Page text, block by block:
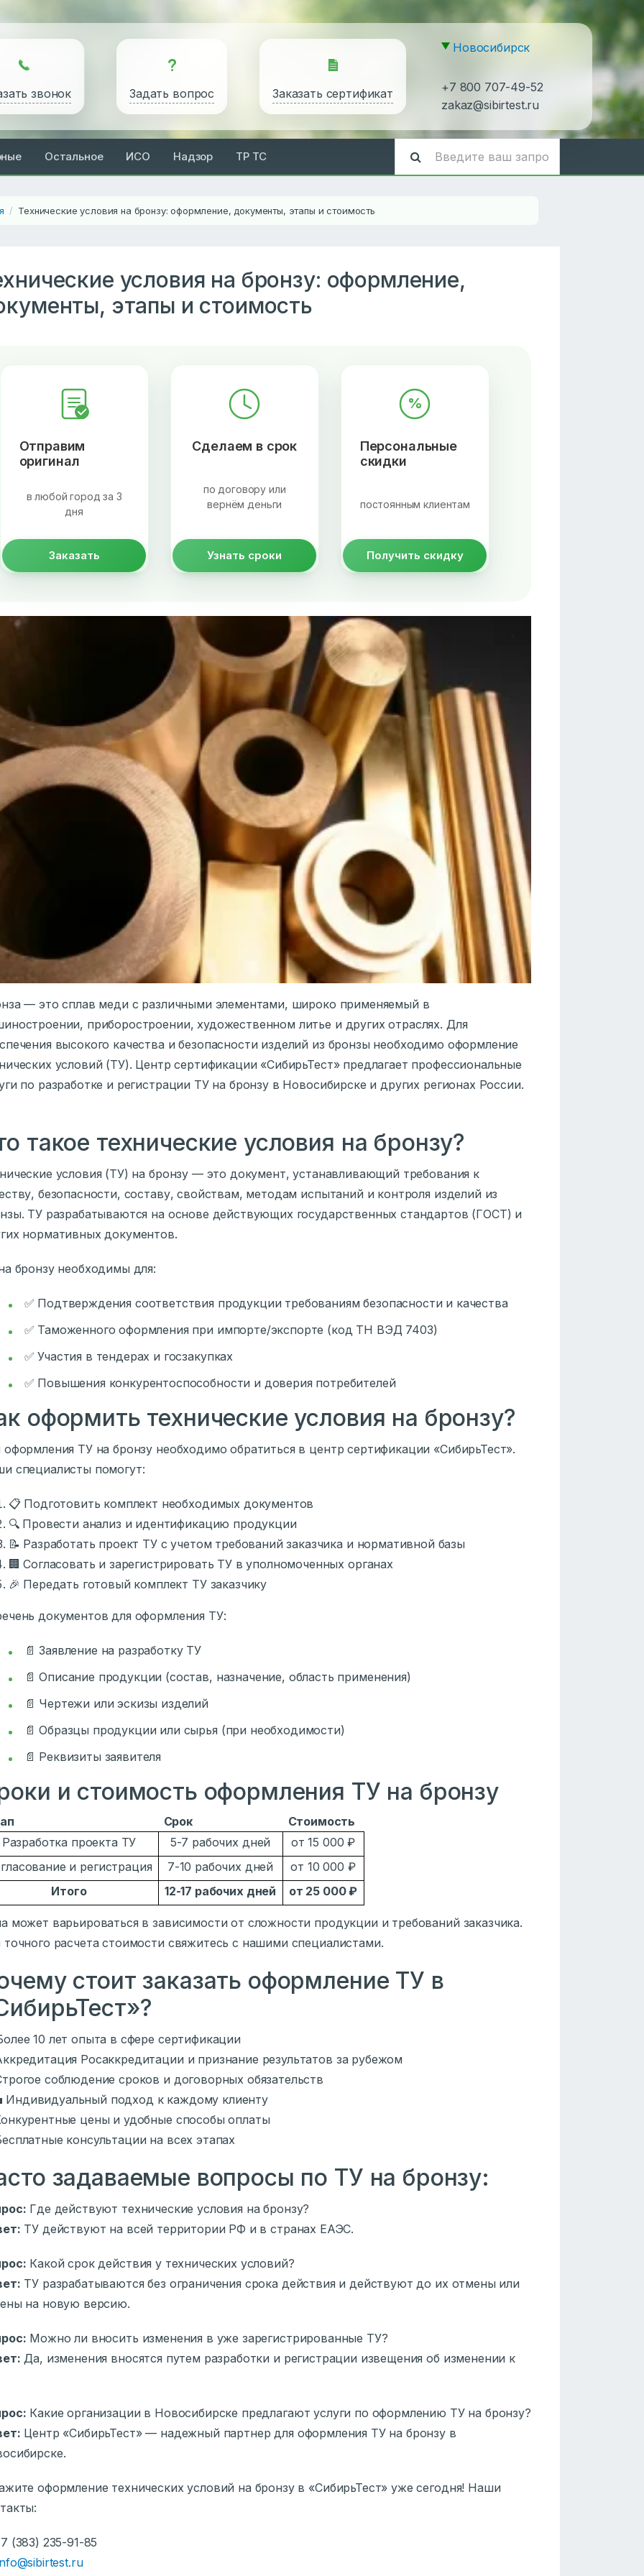
звонок Задать вопрос Заказать сертификат
Новосибирск
+7 800 707-49-52
zakaz@sibirtest.ru
Остальное ИСО Надзор ТР ТС
/ Технические условия на бронзу: оформление, документы, этапы и стоимость
условия на бронзу: оформление,
этапы и стоимость
Отправим
оригинал
в любой город за 3
дня
Заказать
Сделаем в срок
по договору или
вернём деньги
Узнать сроки
%
Персональные
скидки
постоянным клиентам
Получить скидку
— это сплав меди с различными элементами, широко применяемый в
приборостроении, художественном литье и других отраслях. Для
высокого качества и безопасности изделий из бронзы необходимо оформление
условий (ТУ). Центр сертификации «СибирьТест» предлагает профессиональные
по разработке и регистрации ТУ на бронзу в Новосибирске и других регионах России.
такое технические условия на бронзу?
условия (ТУ) на бронзу — это документ, устанавливающий требования к
безопасности, составу, свойствам, методам испытаний и контроля изделий из
ТУ разрабатываются на основе действующих государственных стандартов (ГОСТ) и
нормативных документов.
бронзу необходимы для:
✅ Подтверждения соответствия продукции требованиям безопасности и качества
✅ Таможенного оформления при импорте/экспорте (код ТН ВЭД 7403)
✅ Участия в тендерах и госзакупках
✅ Повышения конкурентоспособности и доверия потребителей
оформить технические условия на бронзу?
оформления ТУ на бронзу необходимо обратиться в центр сертификации «СибирьТест».
специалисты помогут:
📋 Подготовить комплект необходимых документов
🔍 Провести анализ и идентификацию продукции
📝 Разработать проект ТУ с учетом требований заказчика и нормативной базы
🏢 Согласовать и зарегистрировать ТУ в уполномоченных органах
🎉 Передать готовый комплект ТУ заказчику
документов для оформления ТУ:
📄 Заявление на разработку ТУ
📄 Описание продукции (состав, назначение, область применения)
📄 Чертежи или эскизы изделий
📄 Образцы продукции или сырья (при необходимости)
📄 Реквизиты заявителя
и стоимость оформления ТУ на бронзу
Срок
Стоимость
Разработка проекта ТУ
5-7 рабочих дней
от 15 000 ₽
и регистрация
7-10 рабочих дней
от 10 000 ₽
Итого
12-17 рабочих дней от 25 000 ₽
может варьироваться в зависимости от сложности продукции и требований заказчика.
точного расчета стоимости свяжитесь с нашими специалистами.
стоит заказать оформление ТУ в
10 лет опыта в сфере сертификации
Росаккредитации и признание результатов за рубежом
соблюдение сроков и договорных обязательств
Индивидуальный подход к каждому клиенту
цены и удобные способы оплаты
консультации на всех этапах
задаваемые вопросы по ТУ на бронзу:
Где действуют технические условия на бронзу?
ТУ действуют на всей территории РФ и в странах ЕАЭС.
Какой срок действия у технических условий?
ТУ разрабатываются без ограничения срока действия и действуют до их отмены или
на новую версию.
Можно ли вносить изменения в уже зарегистрированные ТУ?
Да, изменения вносятся путем разработки и регистрации извещения об изменении к
Какие организации в Новосибирске предлагают услуги по оформлению ТУ на бронзу?
Центр «СибирьТест» — надежный партнер для оформления ТУ на бронзу в
оформление технических условий на бронзу в «СибирьТест» уже сегодня! Наши
(383) 235-91-85